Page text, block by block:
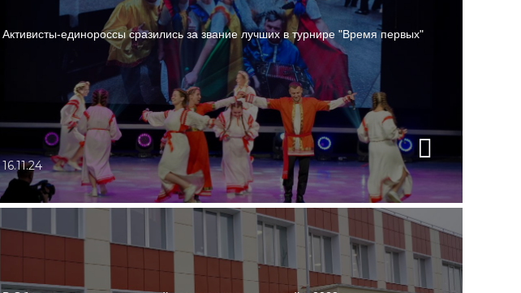
Активисты-единороссы сразились за звание лучших в турнире "Время первых"
16.11.24